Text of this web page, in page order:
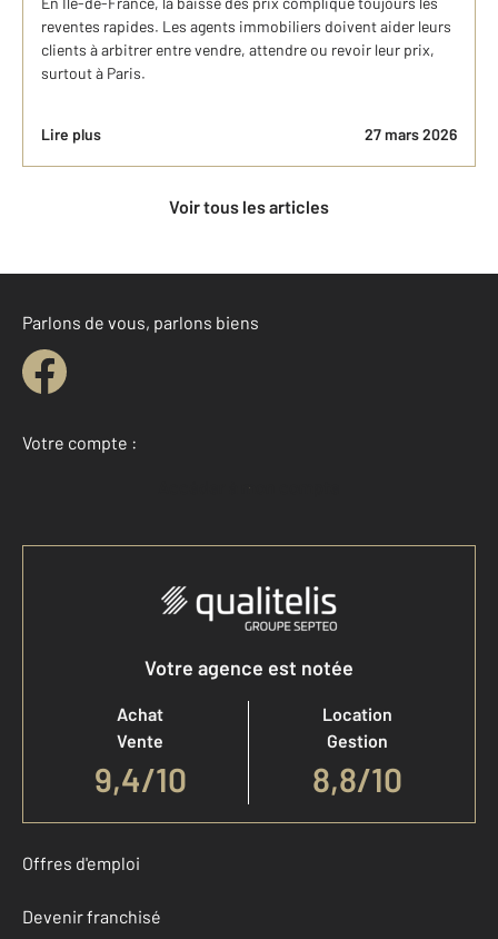
reventes rapides. Les agents immobiliers doivent aider leurs
clients à arbitrer entre vendre, attendre ou revoir leur prix,
surtout à Paris.
Lire plus 27 mars 2026
Voir tous les articles
Parlons de vous, parlons biens
Votre compte :
Accéder à mon compte
Votre agence est notée
Achat
Vente
9,4/10
Location
Gestion
8,8/10
Offres d'emploi
Devenir franchisé